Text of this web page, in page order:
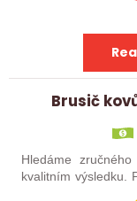
Brusič
Hledáme
kvalitním výsledku.
výrobek originál.